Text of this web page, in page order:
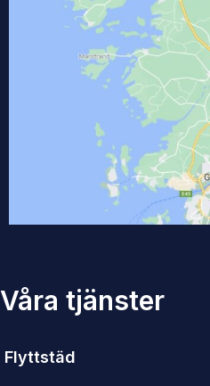
Våra tjänster
Flyttstäd